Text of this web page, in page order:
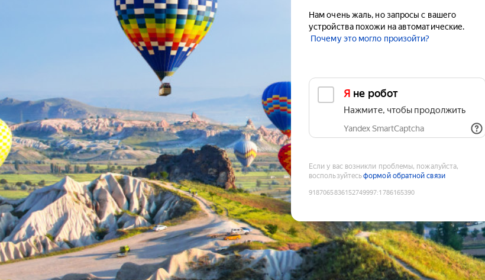
Нам очень жаль, но запросы с вашего
устройства похожи на автоматические.
Почему это могло произойти?
Я не робот
Нажмите, чтобы продолжить
Yandex SmartCaptcha
Если у вас возникли проблемы, пожалуйста,
воспользуйтесьформой обратной связи
9187065836152749997:1786165390